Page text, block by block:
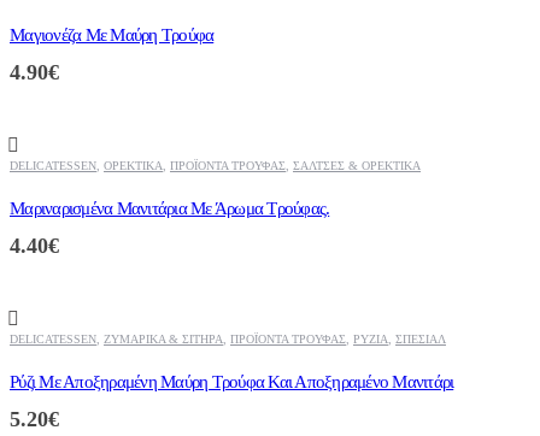
Μαγιονέζα Με Μαύρη Τρούφα
4.90€
DELICATESSEN ΟΡΕΚΤΙΚΆ ΠΡΟΪΌΝΤΑ ΤΡΟΎΦΑΣ ΣΆΛΤΣΕΣ & ΟΡΕΚΤΙΚΆ
Μαριναρισμένα Μανιτάρια Με Άρωμα Τρούφας.
4.40€
DELICATESSEN ΖΥΜΑΡΙΚΆ & ΣΙΤΗΡΆ ΠΡΟΪΌΝΤΑ ΤΡΟΎΦΑΣ ΡΎΖΙΑ ΣΠΈΣΙΑΛ
Ρύζι Με Αποξηραμένη Μαύρη Τρούφα Και Αποξηραμένο Μανιτάρι
5.20€